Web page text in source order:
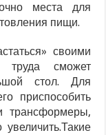
места для
пищи.
своими
труда сможет
стол. Для
приспособить
трансформеры,